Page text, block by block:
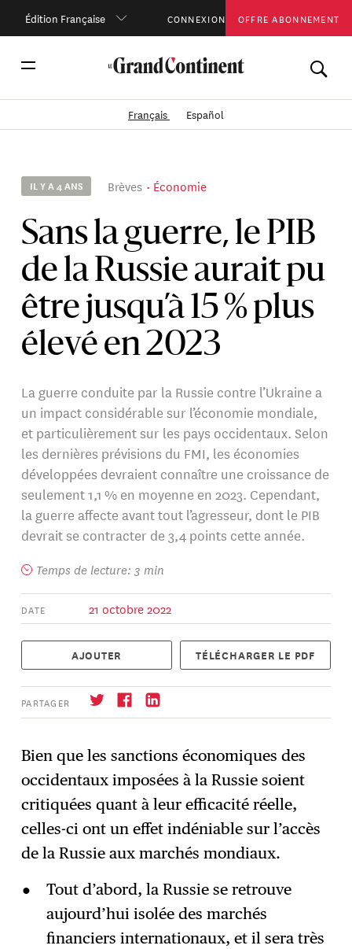
Édition Française CONNEXION OFFRE ABONNEMENT
Français Español
IL Y A 4 ANS Brèves Économie
Sans la guerre, le PIB
de la Russie aurait pu
être jusqu’à 15 % plus
élevé en 2023
La guerre conduite par la Russie contre l’Ukraine a
un impact considérable sur l’économie mondiale,
et particulièrement sur les pays occidentaux. Selon
les dernières prévisions du FMI, les économies
développées devraient connaître une croissance de
seulement 1,1 % en moyenne en 2023. Cependant,
la guerre affecte avant tout l’agresseur, dont le PIB
devrait se contracter de 3,4 points cette année.
Temps de lecture: 3 min
DATE 21 octobre 2022
AJOUTER TÉLÉCHARGER LE PDF
PARTAGER
→ S'abonner
Bien que les sanctions économiques des
occidentaux imposées à la Russie soient
critiquées quant à leur efficacité réelle,
celles-ci ont un effet indéniable sur l’accès
de la Russie aux marchés mondiaux.
Tout d’abord, la Russie se retrouve
aujourd’hui isolée des marchés
financiers internationaux, et il sera très